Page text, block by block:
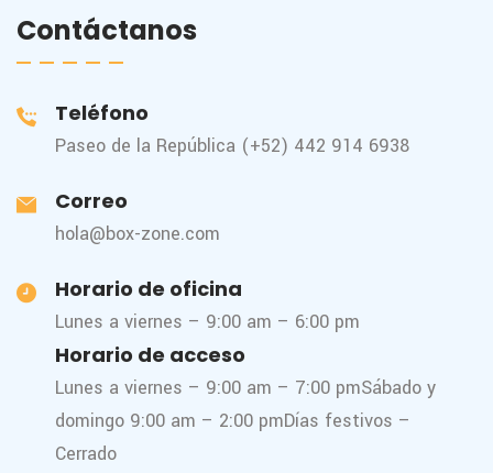
Contáctanos
Teléfono
Paseo de la República (+52) 442 914 6938
Correo
hola@box-zone.com
Horario de oficina
Lunes a viernes – 9:00 am – 6:00 pm
Horario de acceso
Lunes a viernes – 9:00 am – 7:00 pmSábado y
domingo 9:00 am – 2:00 pmDías festivos –
Cerrado